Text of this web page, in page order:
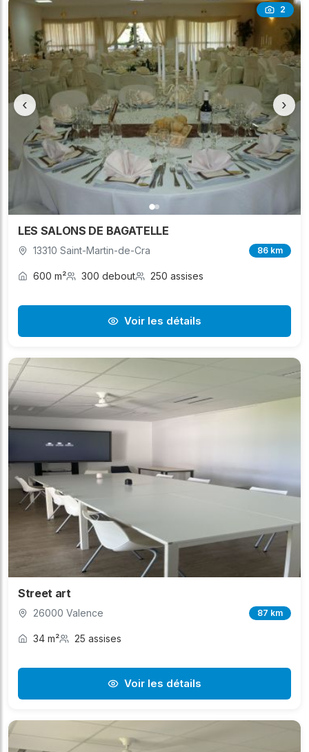
2
‹ ›
LES SALONS DE BAGATELLE
13310 Saint-Martin-de-Cra 86 km
600 m² 300 debout 250 assises
Voir les détails
Street art
26000 Valence 87 km
34 m² 25 assises
Voir les détails